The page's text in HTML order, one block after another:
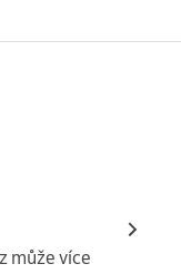
může více